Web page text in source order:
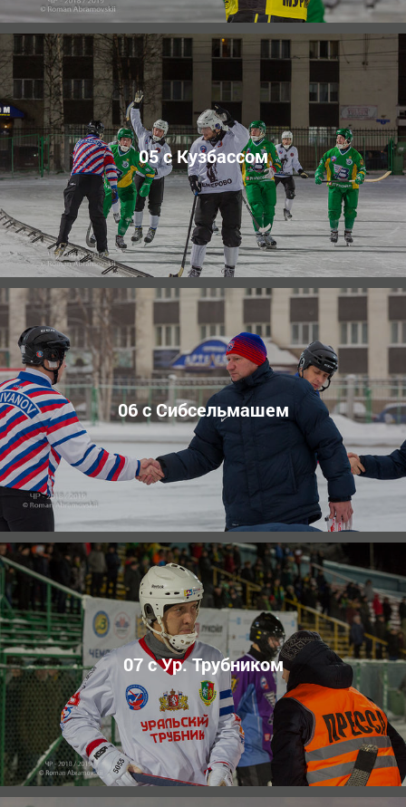
05 с Кузбасcом
06 с Сибсельмашем
07 с Ур. Трубником